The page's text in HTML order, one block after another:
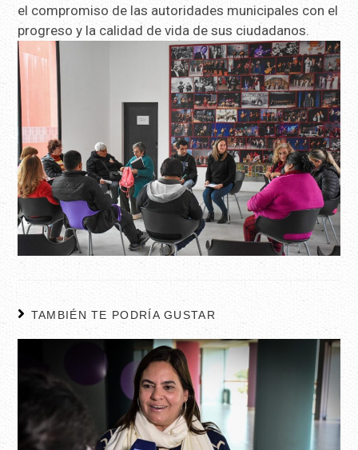
el compromiso de las autoridades municipales con el
progreso y la calidad de vida de sus ciudadanos.
TAMBIÉN TE PODRÍA GUSTAR